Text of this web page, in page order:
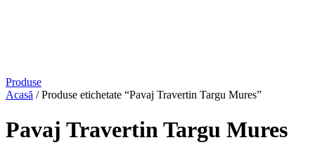
Produse
Acasă / Produse etichetate “Pavaj Travertin Targu Mures”
Pavaj Travertin Targu Mures